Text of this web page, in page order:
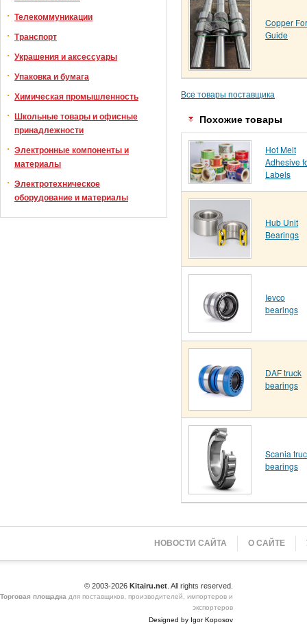
Телекоммуникации
Транспорт
Украшения и аксессуары
Упаковка и бумага
Химическая промышленность
Школьные товары и офисные
принадлежности
Электронные компоненты и
материалы
Электротехническое
оборудование и материалы
Copper
Guide
Все товары поставщика
Похожие товары
Hot Melt
Adhesive
Labels
Hub Unit
Bearings
Ievco
bearings
DAF truck
bearings
Scania
bearings
НОВОСТИ САЙТА О САЙТЕ
© 2003-2026 Kitairu.net . All rights reserved.
Торговая площадка для поставщиков, производителей, импортеров и
экспортеров
Designed by Igor Koposov